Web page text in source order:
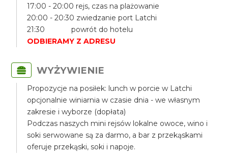
17:00 - 20:00 rejs, czas na plażowanie
20:00 - 20:30 zwiedzanie port Latchi
21:30 powrót do hotelu
ODBIERAMY Z ADRESU
WYŻYWIENIE
Propozycje na posiłek: lunch w porcie w Latchi
opcjonalnie winiarnia w czasie dnia - we własnym
zakresie i wyborze (dopłata)
Podczas naszych mini rejsów lokalne owoce, wino i
soki serwowane są za darmo, a bar z przekąskami
oferuje przekąski, soki i napoje.